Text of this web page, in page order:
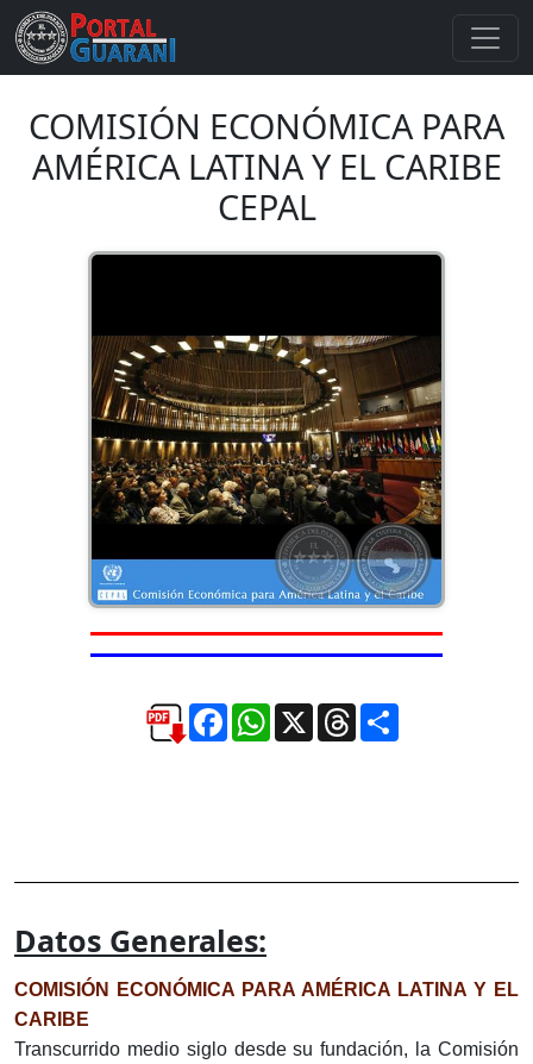
COMISIÓN ECONÓMICA PARA
AMÉRICA LATINA Y EL CARIBE
CEPAL
FacebookWhatsApp
X ThreadsCompartir
Datos Generales:
COMISIÓN ECONÓMICA PARA AMÉRICA LATINA Y EL
CARIBE
Transcurrido medio siglo desde su fundación, la Comisión